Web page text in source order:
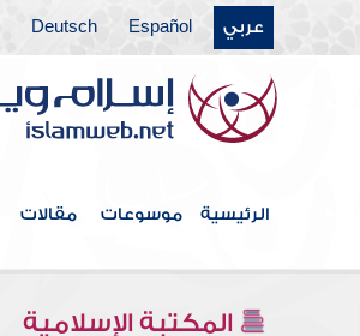
عربي Español
Deutsch
الرئيسية موسوعات مقالات
المكتبة الإسلامية
تفسير سورة الصافات
تفسير سورة ص
تفسير سورة الزمر
تفسير سورة غافر
تفسير سورة فصلت
تفسير سورة الشورى